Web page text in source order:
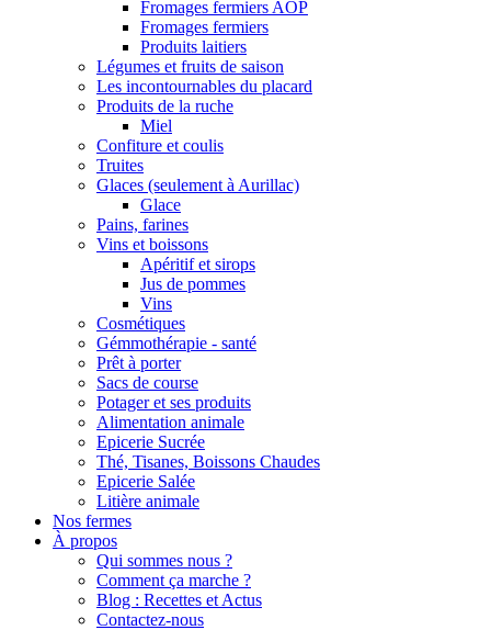
Fromages fermiers AOP
Fromages fermiers
Produits laitiers
Légumes et fruits de saison
Les incontournables du placard
Produits de la ruche
Miel
Confiture et coulis
Truites
Glaces (seulement à Aurillac)
Glace
Pains, farines
Vins et boissons
Apéritif et sirops
Jus de pommes
Vins
Cosmétiques
Gémmothérapie - santé
Prêt à porter
Sacs de course
Potager et ses produits
Alimentation animale
Epicerie Sucrée
Thé, Tisanes, Boissons Chaudes
Epicerie Salée
Litière animale
Nos fermes
À propos
Qui sommes nous ?
Comment ça marche ?
Blog : Recettes et Actus
Contactez-nous